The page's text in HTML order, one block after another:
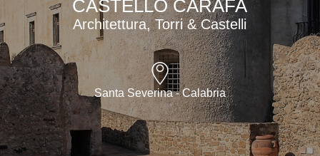
CASTELLO CARAFA
Architettura, Torri & Castelli
Santa Severina - Calabria